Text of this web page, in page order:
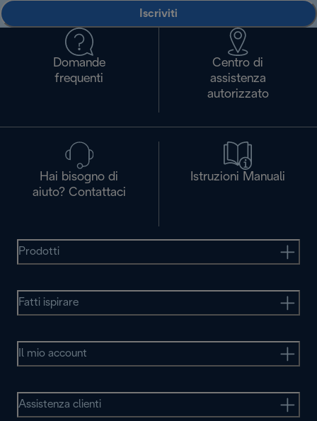
Iscriviti
Domande
frequenti
Centro di
assistenza
autorizzato
Hai bisogno di
aiuto? Contattaci
Istruzioni Manuali
Prodotti
Fatti ispirare
Il mio account
Assistenza clienti